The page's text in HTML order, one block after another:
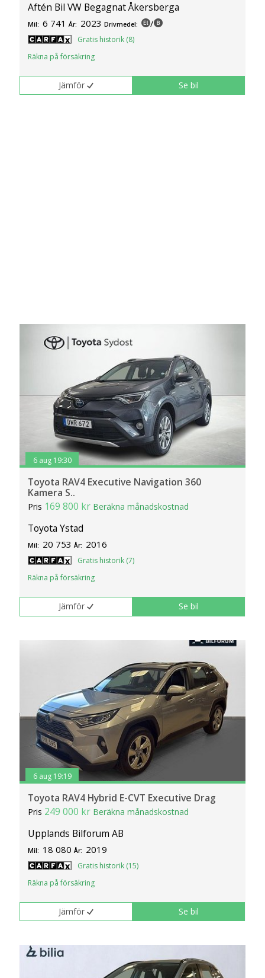
Aftén Bil VW Begagnat Åkersberga
Mil: 6 741 År: 2023 Drivmedel: /
Gratis historik (8)
Räkna på försäkring
Jämför Se bil
6 aug 19:30
Toyota RAV4 Executive Navigation 360
Kamera S..
Pris 169 800 kr Beräkna månadskostnad
Toyota Ystad
Mil: 20 753 År: 2016
Gratis historik (7)
Räkna på försäkring
Jämför Se bil
6 aug 19:19
Toyota RAV4 Hybrid E-CVT Executive Drag
Pris 249 000 kr Beräkna månadskostnad
Upplands Bilforum AB
Mil: 18 080 År: 2019
Gratis historik (15)
Räkna på försäkring
Jämför Se bil